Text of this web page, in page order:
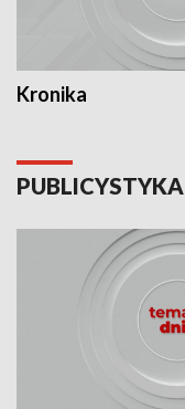
Kronika
PUBLICYSTYKA